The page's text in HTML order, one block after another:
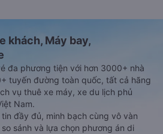
khách, Máy bay,
đa phương tiện với hơn 3000+ nhà
tuyến đường toàn quốc, tất cả hãng
vụ thuê xe máy, xe du lịch phủ
Nam.
đầy đủ, minh bạch cùng vô vàn
sánh và lựa chọn phương án di